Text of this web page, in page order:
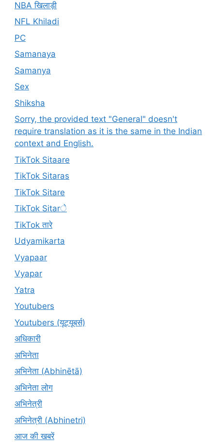
NBA खिलाड़ी
NFL Khiladi
PC
Samanaya
Samanya
Sex
Shiksha
Sorry, the provided text "General" doesn't
require translation as it is the same in the Indian
context and English.
TikTok Sitaare
TikTok Sitaras
TikTok Sitare
TikTok Sitarे
TikTok तारे
Udyamikarta
Vyapaar
Vyapar
Yatra
Youtubers
Youtubers (यूट्यूबर्स)
अधिकारी
अभिनेता
अभिनेता (Abhinētā)
अभिनेता लोग
अभिनेत्री
अभिनेत्री (Abhinetri)
आज की खबरें